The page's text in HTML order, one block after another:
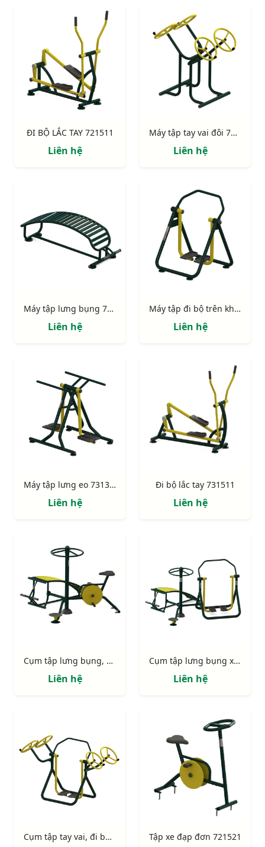
ĐI BỘ LẮC TAY 721511
Liên hệ
Máy tập tay vai đôi 731142
Liên hệ
Máy tập lưng bụng 731311
Liên hệ
Máy tập đi bộ trên không 731421
Liên hệ
Máy tập lưng eo 731322
Liên hệ
Đi bộ lắc tay 731511
Liên hệ
Cụm tập lưng bụng, xoay eo, xe đạp 723335
Liên hệ
Cụm tập lưng bụng xoay eo đi bộ 723334
Liên hệ
Cụm tập tay vai, đi bộ 723143 Tập xe đạp đơn 721521